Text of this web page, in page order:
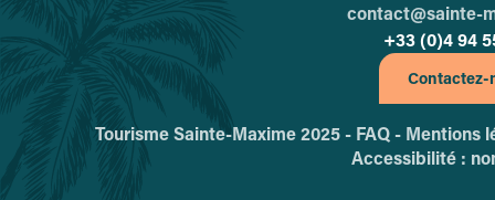
contact@sainte-
+33 (0)4 94
Contactez-
Tourisme Sainte-Maxime 2025 - FAQ - Mentions
Accessibilité :